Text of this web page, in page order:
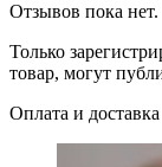
Отзывов пока нет.
Только
товар, могут
Оплата и доставка